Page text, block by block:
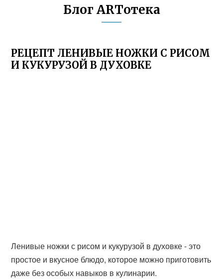
Блог ARTотека
РЕЦЕПТ ЛЕНИВЫЕ НОЖКИ С РИСОМ
И КУКУРУЗОЙ В ДУХОВКЕ
Ленивые ножки с рисом и кукурузой в духовке - это
простое и вкусное блюдо, которое можно приготовить
даже без особых навыков в кулинарии.